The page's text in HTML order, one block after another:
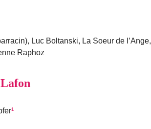
Luc Boltanski, La Soeur de l’Ange,
Raphoz
¹